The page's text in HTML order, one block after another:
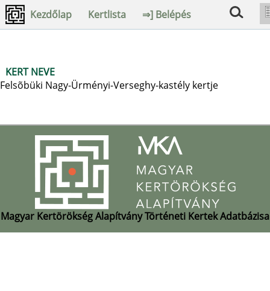
Kezdőlap Kertlista ⇒] Belépés
KERT NEVE
Felsõbüki Nagy-Ürményi-Verseghy-kastély kertje
Magyar Kertörökség Alapítvány Történeti Kertek Adatbázisa